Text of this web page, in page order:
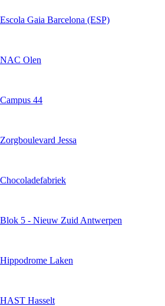
Escola Gaia Barcelona (ESP)
NAC Olen
Campus 44
Zorgboulevard Jessa
Chocoladefabriek
Blok 5 - Nieuw Zuid Antwerpen
Hippodrome Laken
HAST Hasselt